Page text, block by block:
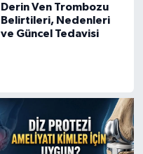
Derin Ven Trombozu
Belirtileri, Nedenleri
ve Güncel Tedavisi